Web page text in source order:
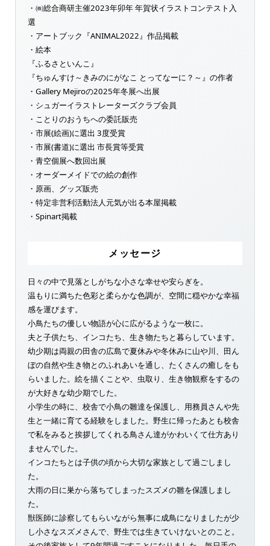
・㈱総合商研主催2023年卯年 年賀状イラストコンテスト入
選
・アートブック『ANIMAL2022』作品掲載
・絵本
『ふるさといんこ』
『ちゅんすけ～きみのにがなこ とってなーに？～』の作者
・Gallery Mejiroの2025年冬展へ出展
・シュガーイラストレーターズクラブ会員
・ことりのおうちへの委託販売
・市展(絵画)に選出 3度受賞
・市展(書道)に選出 市長賞等受賞
・青空個展へ数回出展
・オーダーメイドでの絵の創作
・原画、グッズ販売
・特定非営利活動法人元気が出る本屋掲載
・Spinart掲載
メッセージ
日々の中で見落としがちな小さな幸せや安らぎを。
温もりに満ちた色彩と柔らかな色調が、空間に穏やかな幸福
感を運びます。
小鳥たちの優しい物語が心に広がるような一枚に。
夫と子供たち、インコたち、生き物たちと暮らしています。
幼少期は両親の田舎の広島で夏休みや冬休みに山や川、田ん
ぼの自然や生き物とのふれあいを通し、たくさんの癒しをも
らいました。絵を描くことや、虫取り、生き物観察をするの
が大好きな幼少期でした。
小学生の時に、校舎で小鳥の雛達を保護し、用務員さんや先
生と一緒に育てる経験をしました。野生に帰ったあとも校舎
で私をみると挨拶してくれる鳥さん達がかわいくて仕方あり
ませんでした。
インコたちとは子供の頃から大切な家族として過ごしまし
た。
大雨の日に巣から落ちてしまったスズメの雛を保護しまし
た。
獣医師に診察してもらいながら無事に成鳥になりましたが少
し小さなスズメさんで、野生では生きていけないとのこと。